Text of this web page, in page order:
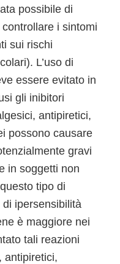
possibile di
i sintomi
sui rischi
L’uso di
essere evitato in
gli inibitori
antipiretici,
possono causare
gravi
in soggetti non
tipo di
ipersensibilità
è maggiore nei
tali reazioni
antipiretici,